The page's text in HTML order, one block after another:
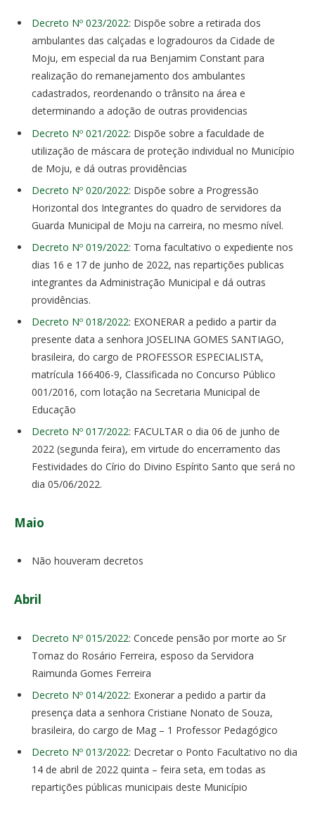
Decreto Nº 023/2022: Dispõe sobre a retirada dos
ambulantes das calçadas e logradouros da Cidade de
Moju, em especial da rua Benjamim Constant para
realização do remanejamento dos ambulantes
cadastrados, reordenando o trânsito na área e
determinando a adoção de outras providencias
Decreto Nº 021/2022: Dispõe sobre a faculdade de
utilização de máscara de proteção individual no Município
de Moju, e dá outras providências
Decreto Nº 020/2022: Dispõe sobre a Progressão
Horizontal dos Integrantes do quadro de servidores da
Guarda Municipal de Moju na carreira, no mesmo nível.
Decreto Nº 019/2022: Torna facultativo o expediente nos
dias 16 e 17 de junho de 2022, nas repartições publicas
integrantes da Administração Municipal e dá outras
providências.
Decreto Nº 018/2022: EXONERAR a pedido a partir da
presente data a senhora JOSELINA GOMES SANTIAGO,
brasileira, do cargo de PROFESSOR ESPECIALISTA,
matrícula 166406-9, Classificada no Concurso Público
001/2016, com lotação na Secretaria Municipal de
Educação
Decreto Nº 017/2022: FACULTAR o dia 06 de junho de
2022 (segunda feira), em virtude do encerramento das
Festividades do Círio do Divino Espírito Santo que será no
dia 05/06/2022.
Maio
Não houveram decretos
Abril
Decreto Nº 015/2022: Concede pensão por morte ao Sr
Tomaz do Rosário Ferreira, esposo da Servidora
Raimunda Gomes Ferreira
Decreto Nº 014/2022: Exonerar a pedido a partir da
presença data a senhora Cristiane Nonato de Souza,
brasileira, do cargo de Mag – 1 Professor Pedagógico
Decreto Nº 013/2022: Decretar o Ponto Facultativo no dia
14 de abril de 2022 quinta – feira seta, em todas as
repartições públicas municipais deste Município